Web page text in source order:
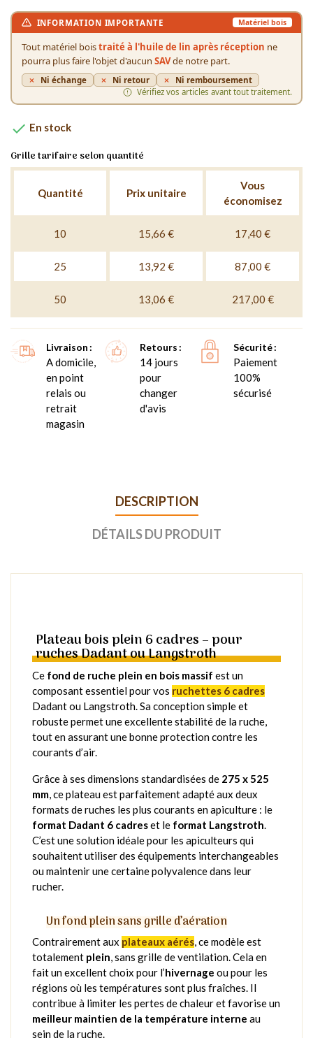
INFORMATION IMPORTANTE Matériel bois
Tout matériel boistraité à l'huile de lin après réception ne
pourra plus faire l'objet d'aucun SAVde notre part.
Ni échange Ni retour
Ni remboursement
Vérifiez vos articles avant tout traitement.
 En stock
Grille tarifaire selon quantité
Quantité Prix unitaire
Vous
économisez
10 15,66 € 17,40 €
25 13,92 € 87,00 €
50 13,06 € 217,00 €
Livraison
A domicile,
en point
relais ou
retrait
magasin
Retours
14 jours
pour
changer
d'avis
Sécurité
Paiement
100%
sécurisé
DESCRIPTION
DÉTAILS DU PRODUIT
Plateau bois plein 6 cadres – pour
ruches Dadant ou Langstroth
Ce fond de ruche plein en bois massif est un
composant essentiel pour vos ruchettes 6 cadres
Dadant ou Langstroth. Sa conception simple et
robuste permet une excellente stabilité de la ruche,
tout en assurant une bonne protection contre les
courants d’air.
Grâce à ses dimensions standardisées de 275 x 525
mm, ce plateau est parfaitement adapté aux deux
formats de ruches les plus courants en apiculture : le
format Dadant 6 cadreset le format Langstroth.
C’est une solution idéale pour les apiculteurs qui
souhaitent utiliser des équipements interchangeables
ou maintenir une certaine polyvalence dans leur
rucher.
Un fond plein sans grille d’aération
Contrairement aux plateaux aérés, ce modèle est
totalement plein, sans grille de ventilation. Cela en
fait un excellent choix pour l’hivernage ou pour les
régions où les températures sont plus fraîches. Il
contribue à limiter les pertes de chaleur et favorise un
meilleur maintien de la température interne au
sein de la ruche.